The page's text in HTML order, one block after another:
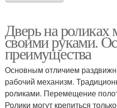
Дверь на роликах
своими руками.
преимущества
Основным отличием
рабочий механизм.
роликами. Перемещение
Ролики могут крепиться